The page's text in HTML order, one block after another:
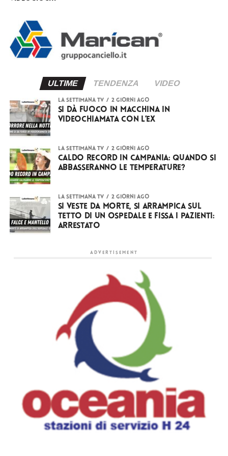
ULTIME TENDENZA VIDEO
LA SETTIMANA TV 2 giorni ago
Si dà fuoco in macchina in
videochiamata con l’ex
LA SETTIMANA TV 2 giorni ago
Caldo record in Campania: quando si
abbasseranno le temperature?
LA SETTIMANA TV 2 giorni ago
Si veste da Morte, si arrampica sul
tetto di un ospedale e fissa i pazienti:
arrestato
ADVERTISEMENT